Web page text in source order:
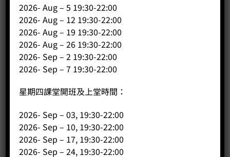
-
BUY NOW
2026- Aug – 5 19:30-22:00
2026- Aug – 12 19:30-22:00
2026- Aug – 19 19:30-22:00
2026- Aug – 26 19:30-22:00
2026- Sep – 2 19:30-22:00
2026- Sep – 7 19:30-22:00
星期四課堂開班及上堂時間：
2026- Sep – 03, 19:30-22:00
2026- Sep – 10, 19:30-22:00
2026- Sep – 17, 19:30-22:00
2026- Sep – 24, 19:30-22:00